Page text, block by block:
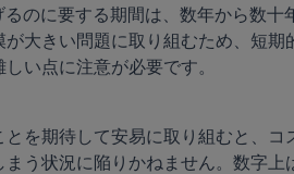
るのに要する期間は、数年から数十
が大きい問題に取り組むため、短期
い点に注意が必要です。
を期待して安易に取り組むと、コ
まう状況に陥りかねません。数字上